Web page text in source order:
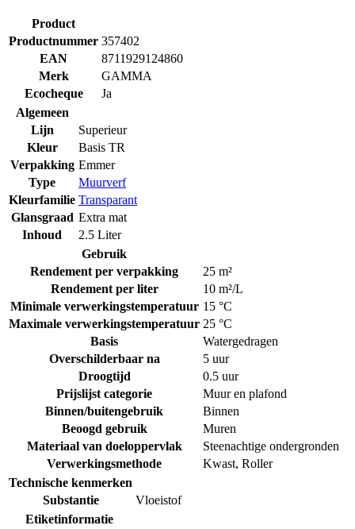
Product
Productnummer 357402
EAN
8711929124860
Merk
GAMMA
Ecocheque
Ja
Algemeen
Lijn
Superieur
Kleur
Basis TR
Verpakking Emmer
Type
Muurverf
Kleurfamilie Transparant
Glansgraad Extra mat
Inhoud
2.5 Liter
Gebruik
Rendement per verpakking
25 m²
Rendement per liter
10 m²/L
Minimale verwerkingstemperatuur 15 °C
Maximale verwerkingstemperatuur 25 °C
Basis
Watergedragen
Overschilderbaar na
5 uur
Droogtijd
0.5 uur
Prijslijst categorie
Muur en plafond
Binnen/buitengebruik
Binnen
Beoogd gebruik
Muren
Materiaal van doeloppervlak
Steenachtige ondergronden
Verwerkingsmethode
Kwast, Roller
Technische kenmerken
Substantie
Vloeistof
Etiketinformatie